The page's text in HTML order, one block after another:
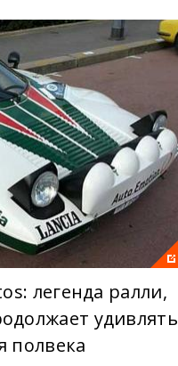
легенда ралли,
удивлять
полвека